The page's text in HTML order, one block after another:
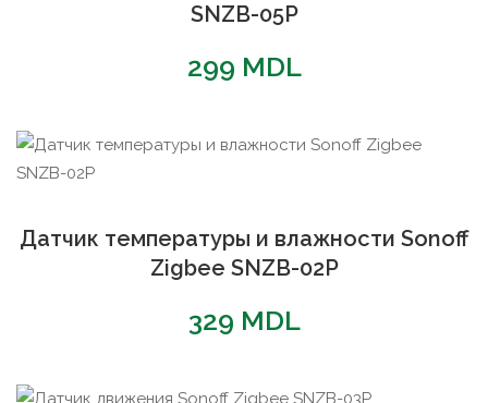
SNZB-05P
299 MDL
Датчик температуры и влажности Sonoff
Zigbee SNZB-02P
329 MDL